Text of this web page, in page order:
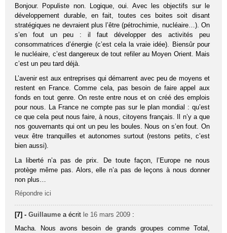
Bonjour. Populiste non. Logique, oui. Avec les objectifs sur le
développement durable, en fait, toutes ces boites soit disant
stratégiques ne devraient plus l’être (pétrochimie, nucléaire…). On
s’en fout un peu : il faut développer des activités peu
consommatrices d’énergie (c’est cela la vraie idée). Biensûr pour
le nucléaire, c’est dangereux de tout refiler au Moyen Orient. Mais
c’est un peu tard déjà.
L’avenir est aux entreprises qui démarrent avec peu de moyens et
restent en France. Comme cela, pas besoin de faire appel aux
fonds en tout genre. On reste entre nous et on créé des emplois
pour nous. La France ne compte pas sur le plan mondial : qu’est
ce que cela peut nous faire, à nous, citoyens français. Il n’y a que
nos gouvernants qui ont un peu les boules. Nous on s’en fout. On
veux être tranquilles et autonomes surtout (restons petits, c’est
bien aussi).
La liberté n’a pas de prix. De toute façon, l’Europe ne nous
protège même pas. Alors, elle n’a pas de leçons à nous donner
non plus…
Répondre ici
[7] -Guillaume a écrit le 16 mars 2009 :
Macha. Nous avons besoin de grands groupes comme Total,